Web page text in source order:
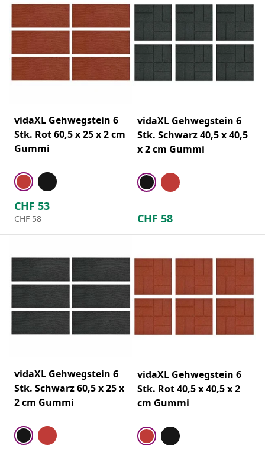
vidaXL Gehwegstein 6
Stk. Rot 60,5 x 25 x 2 cm
Gummi
CHF 53
CHF 58
vidaXL Gehwegstein 6
Stk. Schwarz 40,5 x 40,5
x 2 cm Gummi
CHF 58
vidaXL Gehwegstein 6
Stk. Schwarz 60,5 x 25 x
2 cm Gummi
vidaXL Gehwegstein 6
Stk. Rot 40,5 x 40,5 x 2
cm Gummi